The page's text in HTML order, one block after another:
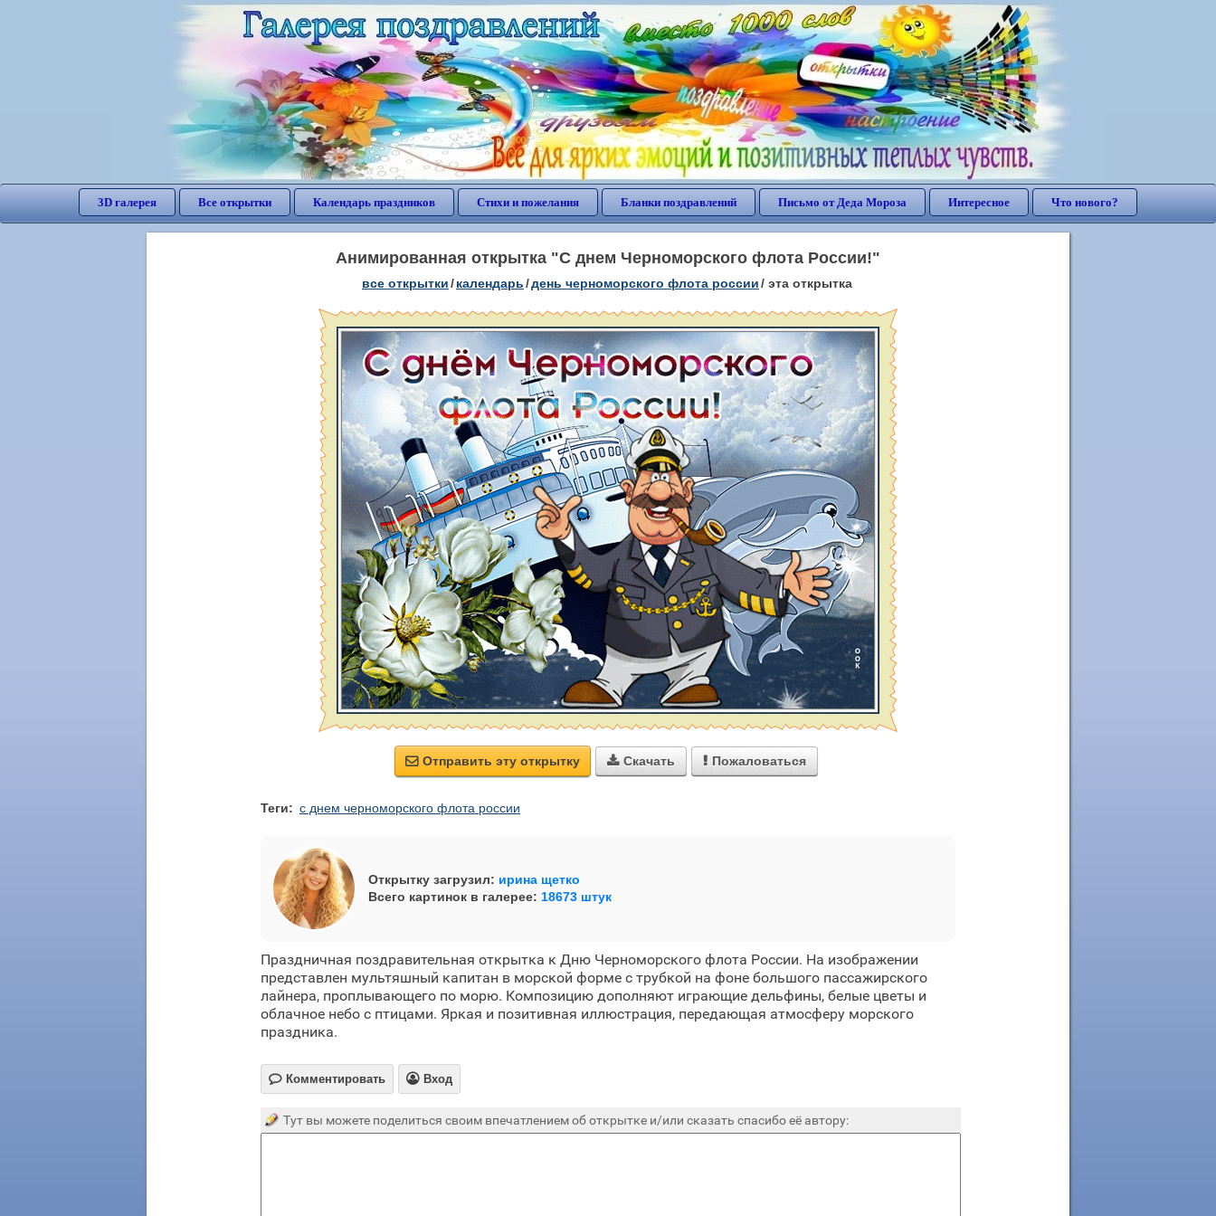
3D галерея Все открытки Календарь праздников Стихи и пожелания Бланки поздравлений Письмо от Деда Мороза Интересное Что нового?
Анимированная открытка "С днем Черноморского флота России!"
все открытки/календарь/день черноморского флота россии/ эта открытка
 Отправить эту открытку  Скачать  Пожаловаться
Теги: с днем черноморского флота россии
Открытку загрузил: ирина щетко
Всего картинок в галерее: 18673 штук
Праздничная поздравительная открытка к Дню Черноморского флота России. На изображении
представлен мультяшный капитан в морской форме с трубкой на фоне большого пассажирского
лайнера, проплывающего по морю. Композицию дополняют играющие дельфины, белые цветы и
облачное небо с птицами. Яркая и позитивная иллюстрация, передающая атмосферу морского
праздника.
 Комментировать  Вход
Тут вы можете поделиться своим впечатлением об открытке и/или сказать спасибо её автору: